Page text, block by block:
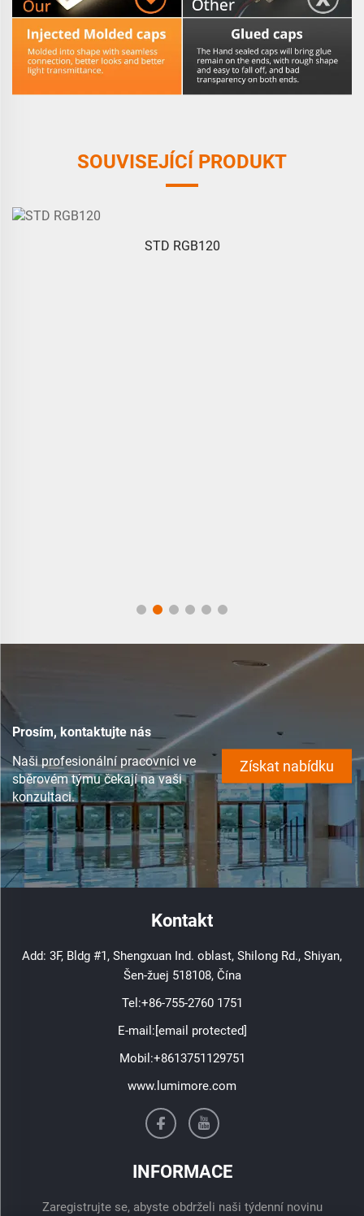
SOUVISEJÍCÍ PRODUKT
STD RGB120
Prosím, kontaktujte nás
Naši profesionální pracovníci ve
sběrovém týmu čekají na vaši
konzultaci.
Získat nabídku
Kontakt
Add: 3F, Bldg #1, Shengxuan Ind. oblast, Shilong Rd., Shiyan,
Šen-žuej 518108, Čína
Tel:+86-755-2760 1751
E-mail: [email protected]
Mobil:+8613751129751
www.lumimore.com
INFORMACE
Zaregistrujte se, abyste obdrželi naši týdenní novinu